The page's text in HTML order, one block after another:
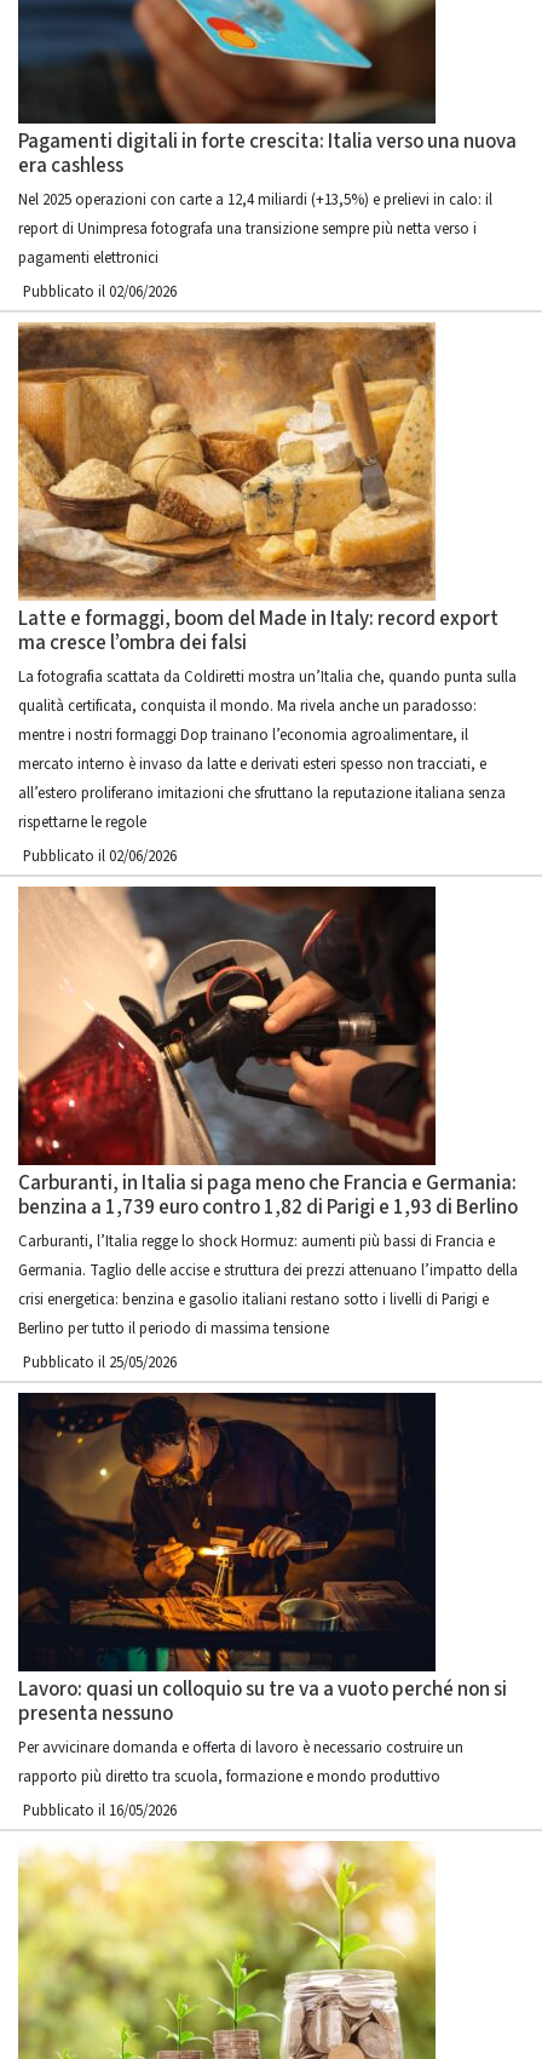
Pagamenti digitali in forte crescita: Italia verso una nuova
era cashless
Nel 2025 operazioni con carte a 12,4 miliardi (+13,5%) e prelievi in calo: il
report di Unimpresa fotografa una transizione sempre più netta verso i
pagamenti elettronici
Pubblicato il 02/06/2026
Latte e formaggi, boom del Made in Italy: record export
ma cresce l’ombra dei falsi
La fotografia scattata da Coldiretti mostra un’Italia che, quando punta sulla
qualità certificata, conquista il mondo. Ma rivela anche un paradosso:
mentre i nostri formaggi Dop trainano l’economia agroalimentare, il
mercato interno è invaso da latte e derivati esteri spesso non tracciati, e
all’estero proliferano imitazioni che sfruttano la reputazione italiana senza
rispettarne le regole
Pubblicato il 02/06/2026
Carburanti, in Italia si paga meno che Francia e Germania:
benzina a 1,739 euro contro 1,82 di Parigi e 1,93 di Berlino
Carburanti, l’Italia regge lo shock Hormuz: aumenti più bassi di Francia e
Germania. Taglio delle accise e struttura dei prezzi attenuano l’impatto della
crisi energetica: benzina e gasolio italiani restano sotto i livelli di Parigi e
Berlino per tutto il periodo di massima tensione
Pubblicato il 25/05/2026
Lavoro: quasi un colloquio su tre va a vuoto perché non si
presenta nessuno
Per avvicinare domanda e offerta di lavoro è necessario costruire un
rapporto più diretto tra scuola, formazione e mondo produttivo
Pubblicato il 16/05/2026